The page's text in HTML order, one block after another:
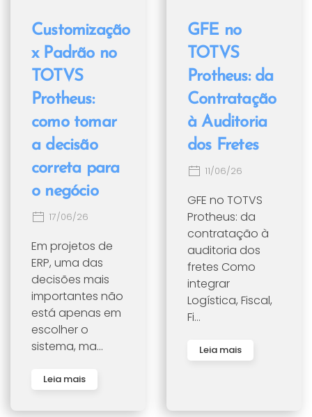
Customização
x Padrão no
TOTVS
Protheus:
como tomar
a decisão
correta para
o negócio
17/06/26
Em projetos de
ERP, uma das
decisões mais
importantes não
está apenas em
escolher o
sistema, ma...
Leia mais
GFE no
TOTVS
Protheus: da
Contratação
à Auditoria
dos Fretes
11/06/26
GFE no TOTVS
Protheus: da
contratação à
auditoria dos
fretes Como
integrar
Logística, Fiscal,
Fi...
Leia mais